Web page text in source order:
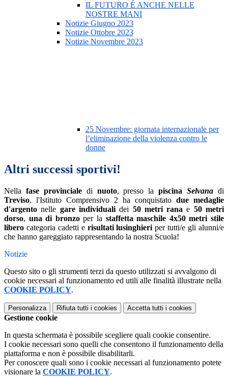
IL FUTURO É ANCHE NELLE
NOSTRE MANI
Notizie Giugno 2023
Notizie Ottobre 2023
Notizie Novembre 2023
25 Novembre: giornata internazionale per
l’eliminazione della violenza contro le
donne
Altri successi sportivi!
Nella fase provincialedi nuoto, presso lapiscinaSelvana di
Treviso, l'Istituto Comprensivo 2 ha conquistato due medaglie
d'argento nelle gare individualidei 50 metri rana e 50 metri
dorso, una di bronzoper la staffetta maschile 4x50 metri stile
libero categoria cadetti e risultati lusinghieri per tutti/e gli alunni/e
che hanno gareggiato rappresentando la nostra Scuola!
Notizie
Questo sito o gli strumenti terzi da questo utilizzati si avvalgono di
cookie necessari al funzionamento ed utili alle finalità illustrate nella
COOKIE POLICY.
Personalizza Rifiuta tutti i cookies Accetta tutti i cookies
Gestione cookie
In questa schermata è possibile scegliere quali cookie consentire.
I cookie necessari sono quelli che consentono il funzionamento della
piattaforma e non è possibile disabilitarli.
Per conoscere quali sono i cookie necessari al funzionamento potete
visionare la COOKIE POLICY.